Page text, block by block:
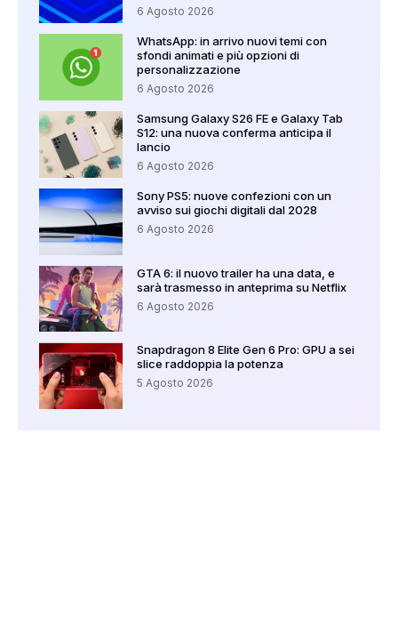
6 Agosto 2026
WhatsApp: in arrivo nuovi temi con
sfondi animati e più opzioni di
personalizzazione
6 Agosto 2026
Samsung Galaxy S26 FE e Galaxy Tab
S12: una nuova conferma anticipa il
lancio
6 Agosto 2026
Sony PS5: nuove confezioni con un
avviso sui giochi digitali dal 2028
6 Agosto 2026
GTA 6: il nuovo trailer ha una data, e
sarà trasmesso in anteprima su Netflix
6 Agosto 2026
Snapdragon 8 Elite Gen 6 Pro: GPU a sei
slice raddoppia la potenza
5 Agosto 2026